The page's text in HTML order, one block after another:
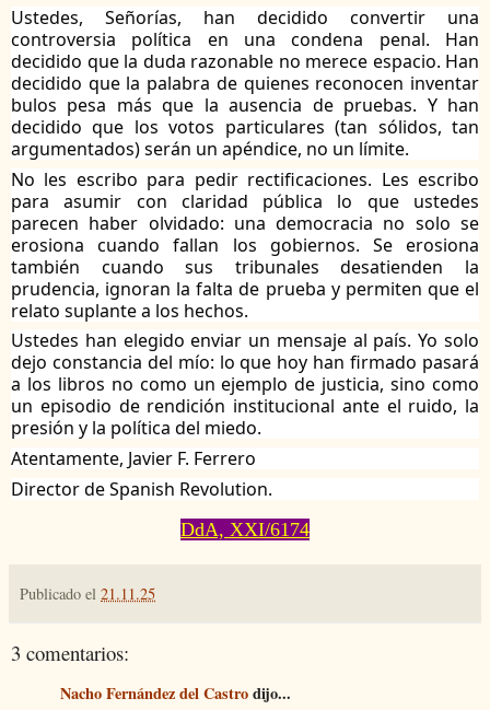
Ustedes, Señorías, han decidido convertir una
controversia política en una condena penal. Han
decidido que la duda razonable no merece espacio. Han
decidido que la palabra de quienes reconocen inventar
bulos pesa más que la ausencia de pruebas. Y han
decidido que los votos particulares (tan sólidos, tan
argumentados) serán un apéndice, no un límite.
No les escribo para pedir rectificaciones. Les escribo
para asumir con claridad pública lo que ustedes
parecen haber olvidado: una democracia no solo se
erosiona cuando fallan los gobiernos. Se erosiona
también cuando sus tribunales desatienden la
prudencia, ignoran la falta de prueba y permiten que el
relato suplante a los hechos.
Ustedes han elegido enviar un mensaje al país. Yo solo
dejo constancia del mío: lo que hoy han firmado pasará
a los libros no como un ejemplo de justicia, sino como
un episodio de rendición institucional ante el ruido, la
presión y la política del miedo.
Atentamente, Javier F. Ferrero
Director de Spanish Revolution.
DdA, XXI/6174
Publicado el 21.11.25
3 comentarios:
Nacho Fernández del Castrodijo...